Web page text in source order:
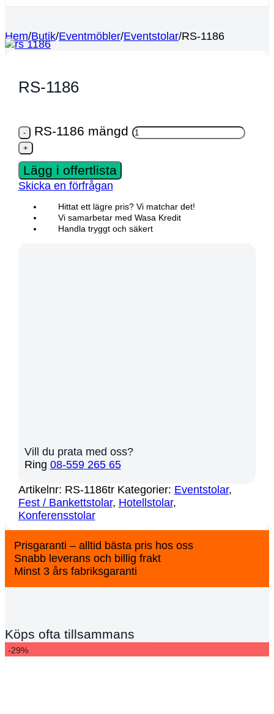
Hem/Butik/Eventmöbler/Eventstolar/RS-1186
RS-1186
RS-1186 mängd
Lägg i offertlista
Skicka en förfrågan
Hittat ett lägre pris? Vi matchar det!
Vi samarbetar med Wasa Kredit
Handla tryggt och säkert
Vill du prata med oss?
Ring 08-559 265 65
Artikelnr: RS-1186tr Kategorier: Eventstolar,
Fest / Bankettstolar, Hotellstolar,
Konferensstolar
Prisgaranti – alltid bästa pris hos oss
Snabb leverans och billig frakt
Minst 3 års fabriksgaranti
Köps ofta tillsammans
-29%